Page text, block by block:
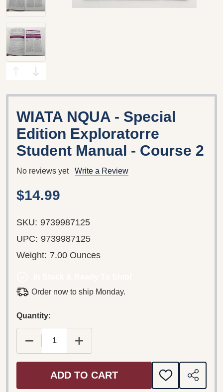
WIATA NQUA - Special
Edition Exploratorre
Student Manual - Course 2
No reviews yet Write a Review
$14.99
SKU: 9739987125
UPC: 9739987125
Weight: 7.00 Ounces
Order now to ship Monday.
Quantity:
DECREASE QUANTITY OF WIATA NQUA -
INCREASE QUANTITY OF WIATA
ADD TO CART
ADD
TO
SHARE